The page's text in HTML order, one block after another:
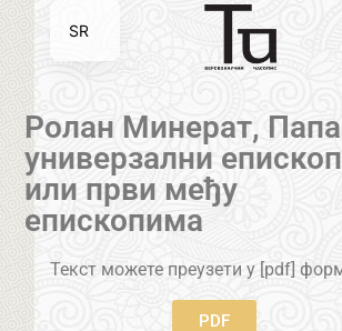
Ролан Минерат,
универзални епископ
или први међу
епископима
Текст можете преузети у [pdf]
PDF
SR
EN